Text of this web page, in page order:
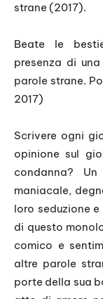
strane (2017).
Beate le
presenza di
parole strane.
2017)
Scrivere ogni
opinione sul
condanna?
maniacale,
loro seduzione
di questo
comico e
altre parole
porte della sua